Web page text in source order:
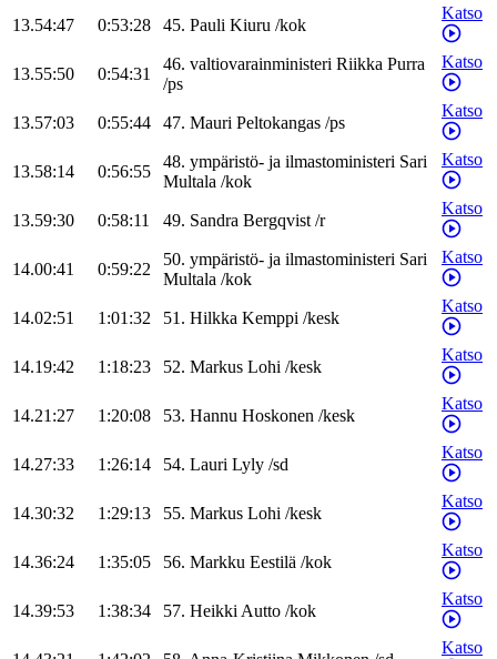
13.54:47 0:53:28 45. Pauli Kiuru /kok
Katso
13.55:50 0:54:31
46. valtiovarainministeri Riikka Purra
/ps
Katso
13.57:03 0:55:44 47. Mauri Peltokangas /ps
Katso
13.58:14 0:56:55
48. ympäristö- ja ilmastoministeri Sari
Multala /kok
Katso
13.59:30 0:58:11 49. Sandra Bergqvist/r
Katso
14.00:41 0:59:22
50. ympäristö- ja ilmastoministeri Sari
Multala /kok
Katso
14.02:51 1:01:32 51. Hilkka Kemppi /kesk
Katso
14.19:42 1:18:23 52. Markus Lohi /kesk
Katso
14.21:27 1:20:08 53. Hannu Hoskonen /kesk
Katso
14.27:33 1:26:14 54. Lauri Lyly /sd
Katso
14.30:32 1:29:13 55. Markus Lohi /kesk
Katso
14.36:24 1:35:05 56. Markku Eestilä /kok
Katso
14.39:53 1:38:34 57. HeikkiAutto /kok
Katso
Katso